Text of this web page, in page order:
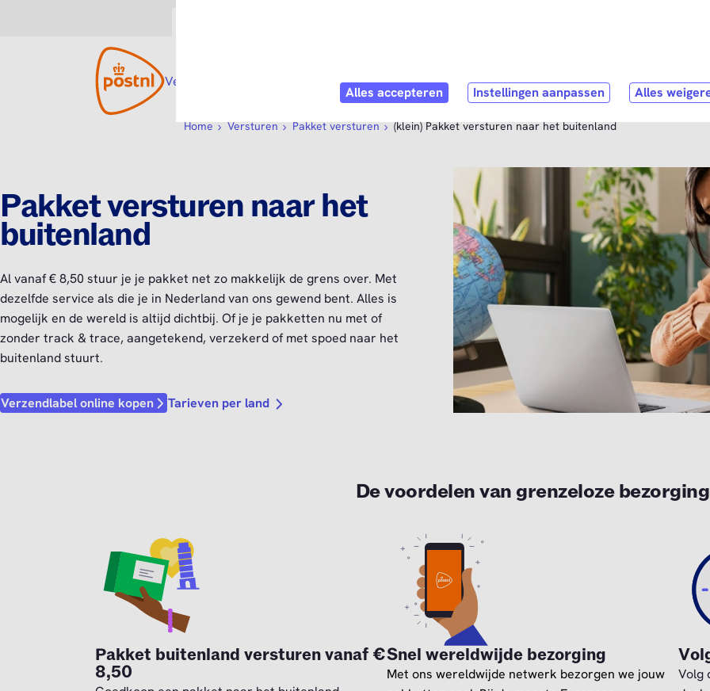
Versturen Open submenu
WebshopOpen submenu
Service & Contact
Home Versturen Pakket versturen (klein) Pakket versturen naar het buitenland
Pakket versturen naar het
buitenland
Al vanaf € 8,50 stuur je je pakket net zo makkelijk de grens over. Met
dezelfde service als die je in Nederland van ons gewend bent. Alles is
mogelijk en de wereld is altijd dichtbij. Of je je pakketten nu met of
zonder track & trace, aangetekend, verzekerd of met spoed naar het
buitenland stuurt.
Verzendlabel online kopen Tarieven per land
De voordelen van grenzeloze bezorging
Pakket buitenland versturen vanaf €
8,50
Snel wereldwijde bezorging
Met ons wereldwijde netwerk bezorgen we jouw
Volg